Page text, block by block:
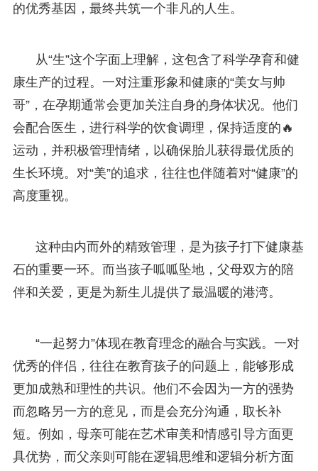
的优秀基因，最终共筑一个非凡的人生。
从“生”这个字面上理解，这包含了科学孕育和健
康生产的过程。一对注重形象和健康的“美女与帅
哥”，在孕期通常会更加关注自身的身体状况。他们
会配合医生，进行科学的饮食调理，保持适度的🔥
运动，并积极管理情绪，以确保胎儿获得最优质的
生长环境。对“美”的追求，往往也伴随着对“健康”的
高度重视。
这种由内而外的精致管理，是为孩子打下健康基
石的重要一环。而当孩子呱呱坠地，父母双方的陪
伴和关爱，更是为新生儿提供了最温暖的港湾。
“一起努力”体现在教育理念的融合与实践。一对
优秀的伴侣，往往在教育孩子的问题上，能够形成
更加成熟和理性的共识。他们不会因为一方的强势
而忽略另一方的意见，而是会充分沟通，取长补
短。例如，母亲可能在艺术审美和情感引导方面更
具优势，而父亲则可能在逻辑思维和逻辑分析方面